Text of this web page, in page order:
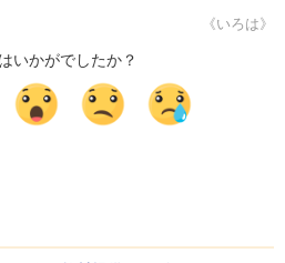
《いろは》
いかがでしたか？